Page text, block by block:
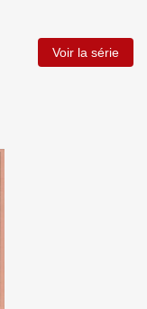
Voir la série